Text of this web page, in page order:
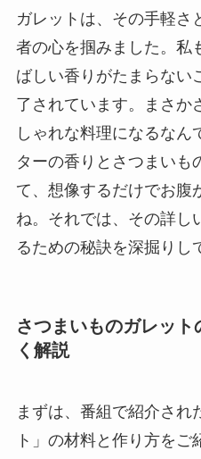
ガレットは、その手軽さ
者の心を掴みました。私
ばしい香りがたまらない
了されています。まさか
しゃれな料理になるなん
ターの香りとさつまいも
て、想像するだけでお腹
ね。それでは、その詳し
るための秘訣を深掘りし
さつまいものガレッ
く解説
まずは、番組で紹介され
ト」の材料と作り方を